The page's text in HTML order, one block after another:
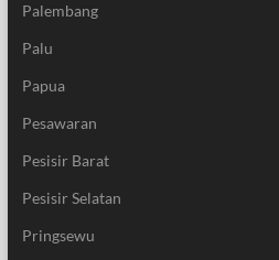
Palembang
Palu
Papua
Pesawaran
Pesisir Barat
Pesisir Selatan
Pringsewu